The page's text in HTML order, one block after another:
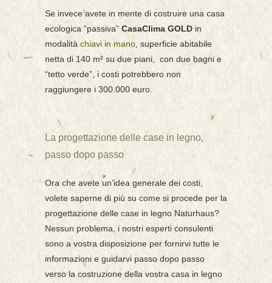
Se invece avete in mente di costruire una casa
ecologica “passiva” CasaClima GOLD in
modalità chiavi in mano , superficie abitabile
netta di 140 m² su due piani, con due bagni e
“tetto verde”, i costi potrebbero non
raggiungere i 300.000 euro.
La progettazione delle case in legno,
passo dopo passo
Ora che avete un’idea generale dei costi,
volete saperne di più su come si procede per la
progettazione delle case in legno Naturhaus?
Nessun problema, i nostri esperti consulenti
sono a vostra disposizione per fornirvi tutte le
informazioni e guidarvi passo dopo passo
verso la costruzione della vostra casa in legno